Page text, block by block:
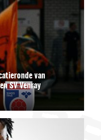
van
SV Venray